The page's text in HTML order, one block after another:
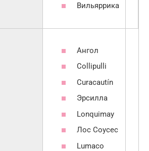
Вильяррика
Ангол
Collipulli
Curacautín
Эрсилла
Lonquimay
Лос Соусес
Lumaco